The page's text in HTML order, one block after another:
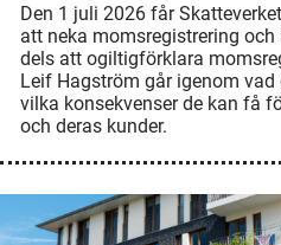
Den 1 juli 2026 får
att neka momsregistrering
dels att ogiltigförklara
Leif Hagström går igenom
vilka konsekvenser de kan få
och deras kunder.